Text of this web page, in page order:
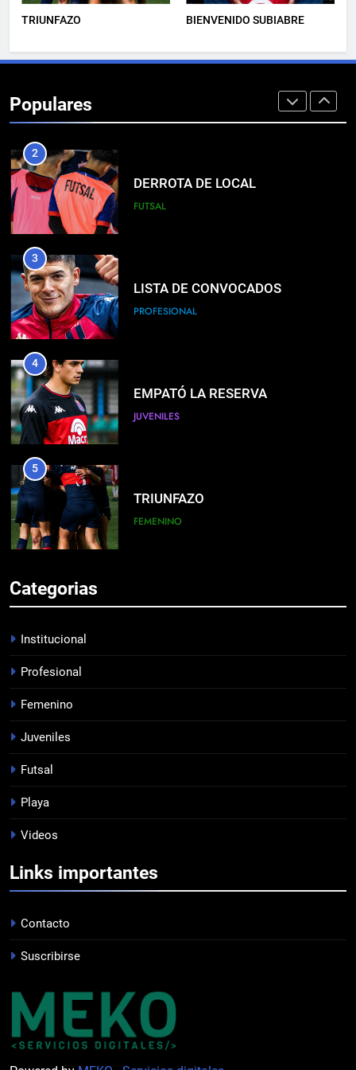
TRIUNFAZO BIENVENIDO SUBIABRE
Populares
2
DERROTA DE LOCAL
FUTSAL
3
LISTA DE CONVOCADOS
PROFESIONAL
4
EMPATÓ LA RESERVA
JUVENILES
5
TRIUNFAZO
FEMENINO
BIENVENIDO SUBIABRE
7
8
1
PROFESIONAL
DERROTA DE LOCAL
FUTSAL
Categorias
Institucional
Profesional
Femenino
Juveniles
Futsal
Playa
Videos
Links importantes
Contacto
Suscribirse